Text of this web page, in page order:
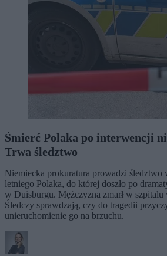
Śmierć Polaka po interwencji
Trwa śledztwo
Niemiecka prokuratura prowadzi śledztwo
letniego Polaka, do której doszło po
w Duisburgu. Mężczyzna zmarł w
Śledczy sprawdzają, czy do tragedii
unieruchomienie go na brzuchu.